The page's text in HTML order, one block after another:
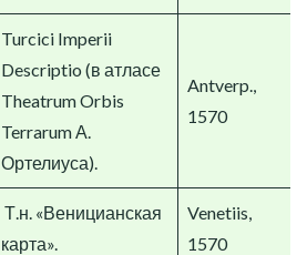
Turcici Imperii
Descriptio (в атласе
Theatrum Orbis
Terrarum А.
Ортелиуса).
Antverp.,
1570
Т.н. «Веницианская
карта».
Venetiis,
1570